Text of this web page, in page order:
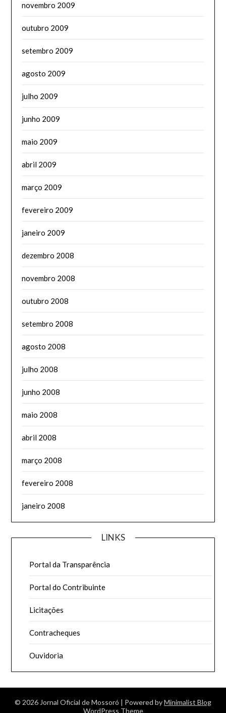
novembro 2009
outubro 2009
setembro 2009
agosto 2009
julho 2009
junho 2009
maio 2009
abril 2009
março 2009
fevereiro 2009
janeiro 2009
dezembro 2008
novembro 2008
outubro 2008
setembro 2008
agosto 2008
julho 2008
junho 2008
maio 2008
abril 2008
março 2008
fevereiro 2008
janeiro 2008
LINKS
Portal da Transparência
Portal do Contribuinte
Licitações
Contracheques
Ouvidoria
© 2026 Jornal Oficial de Mossoró | Powered byMinimalist Blog
WordPress Theme